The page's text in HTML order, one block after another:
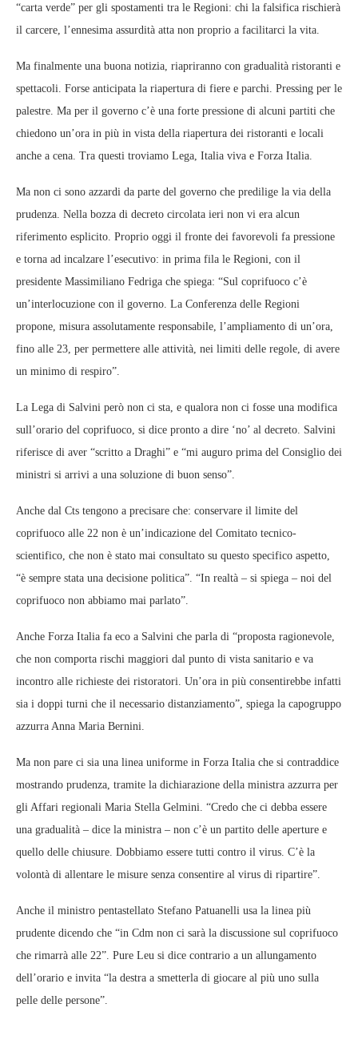
“carta verde” per gli spostamenti tra le Regioni: chi la falsifica rischierà
il carcere, l’ennesima assurdità atta non proprio a facilitarci la vita.
Ma finalmente una buona notizia, riapriranno con gradualità ristoranti e
spettacoli. Forse anticipata la riapertura di fiere e parchi. Pressing per le
palestre. Ma per il governo c’è una forte pressione di alcuni partiti che
chiedono un’ora in più in vista della riapertura dei ristoranti e locali
anche a cena. Tra questi troviamo Lega, Italia viva e Forza Italia.
Ma non ci sono azzardi da parte del governo che predilige la via della
prudenza. Nella bozza di decreto circolata ieri non vi era alcun
riferimento esplicito. Proprio oggi il fronte dei favorevoli fa pressione
e torna ad incalzare l’esecutivo: in prima fila le Regioni, con il
presidente Massimiliano Fedriga che spiega: “Sul coprifuoco c’è
un’interlocuzione con il governo. La Conferenza delle Regioni
propone, misura assolutamente responsabile, l’ampliamento di un’ora,
fino alle 23, per permettere alle attività, nei limiti delle regole, di avere
un minimo di respiro”.
La Lega di Salvini però non ci sta, e qualora non ci fosse una modifica
sull’orario del coprifuoco, si dice pronto a dire ‘no’ al decreto. Salvini
riferisce di aver “scritto a Draghi” e “mi auguro prima del Consiglio dei
ministri si arrivi a una soluzione di buon senso”.
Anche dal Cts tengono a precisare che: conservare il limite del
coprifuoco alle 22 non è un’indicazione del Comitato tecnico-
scientifico, che non è stato mai consultato su questo specifico aspetto,
“è sempre stata una decisione politica”. “In realtà – si spiega – noi del
coprifuoco non abbiamo mai parlato”.
Anche Forza Italia fa eco a Salvini che parla di “proposta ragionevole,
che non comporta rischi maggiori dal punto di vista sanitario e va
incontro alle richieste dei ristoratori. Un’ora in più consentirebbe infatti
sia i doppi turni che il necessario distanziamento”, spiega la capogruppo
azzurra Anna Maria Bernini.
Ma non pare ci sia una linea uniforme in Forza Italia che si contraddice
mostrando prudenza, tramite la dichiarazione della ministra azzurra per
gli Affari regionali Maria Stella Gelmini. “Credo che ci debba essere
una gradualità – dice la ministra – non c’è un partito delle aperture e
quello delle chiusure. Dobbiamo essere tutti contro il virus. C’è la
volontà di allentare le misure senza consentire al virus di ripartire”.
Anche il ministro pentastellato Stefano Patuanelli usa la linea più
prudente dicendo che “in Cdm non ci sarà la discussione sul coprifuoco
che rimarrà alle 22”. Pure Leu si dice contrario a un allungamento
dell’orario e invita “la destra a smetterla di giocare al più uno sulla
pelle delle persone”.